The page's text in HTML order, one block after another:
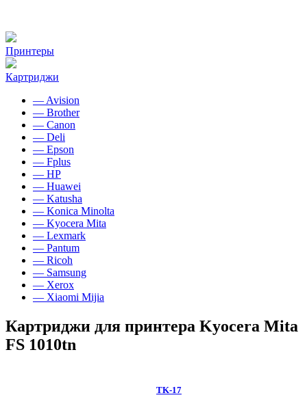
Принтеры
Картриджи
— Avision
— Brother
— Canon
— Deli
— Epson
— Fplus
— HP
— Huawei
— Katusha
— Konica Minolta
— Kyocera Mita
— Lexmark
— Pantum
— Ricoh
— Samsung
— Xerox
— Xiaomi Mijia
Картриджи для принтера Kyocera Mita
FS 1010tn
TK-17